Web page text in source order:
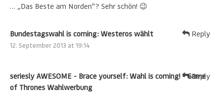
… „Das Beste am Norden“? Sehr schön! 😉
Bundestagswahl is coming: Westeros wählt
12. September 2013 at 19:14
Reply
seriesly AWESOME - Brace yourself: Wahl is coming! - Game
of Thrones Wahlwerbung
Reply